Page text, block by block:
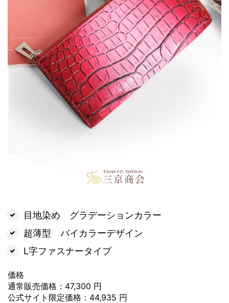
目地染め グラデーションカラー
超薄型 バイカラーデザイン
L字ファスナータイプ
価格
通常販売価格：47,300 円
公式サイト限定価格：44,935 円